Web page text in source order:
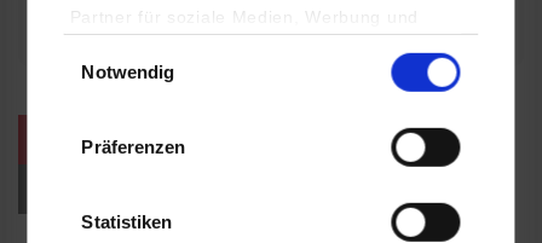
Partner für soziale Medien, Werbung und
YouTube, Google Maps) führen diese
Daten zusammen, die Sie ihnen bereitgestellt
haben oder die sie im Rahmen Ihrer Nutzung
Notwendig
Präferenzen
Statistiken
weitere Veranstaltungen / Termine